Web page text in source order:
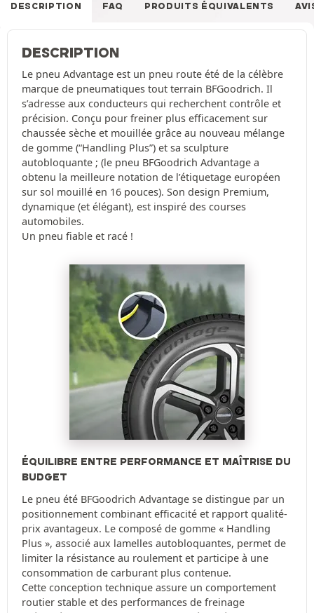
DESCRIPTION FAQ PRODUITS ÉQUIVALENTS
DESCRIPTION
Le pneu Advantage est un pneu route été de la célèbre
marque de pneumatiques tout terrain BFGoodrich. Il
s’adresse aux conducteurs qui recherchent contrôle et
précision. Conçu pour freiner plus efficacement sur
chaussée sèche et mouillée grâce au nouveau mélange
de gomme (“Handling Plus”) et sa sculpture
autobloquante ; (le pneu BFGoodrich Advantage a
obtenu la meilleure notation de l’étiquetage européen
sur sol mouillé en 16 pouces). Son design Premium,
dynamique (et élégant), est inspiré des courses
automobiles.
Un pneu fiable et racé !
ÉQUILIBRE ENTRE PERFORMANCE ET MAÎTRISE DU
BUDGET
Le pneu été BFGoodrich Advantage se distingue par un
positionnement combinant efficacité et rapport qualité-
prix avantageux. Le composé de gomme « Handling
Plus », associé aux lamelles autobloquantes, permet de
limiter la résistance au roulement et participe à une
consommation de carburant plus contenue.
Cette conception technique assure un comportement
routier stable et des performances de freinage